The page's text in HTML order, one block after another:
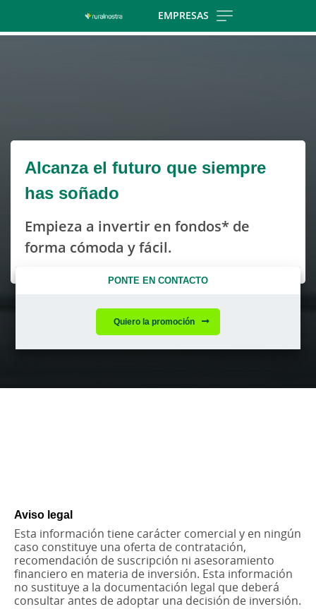
Skip
EMPRESAS
Alcanza el futuro que siempre
has soñado
Empieza a invertir en fondos* de
forma cómoda y fácil.
PONTE EN CONTACTO
Quiero la promoción
espere...
Aviso legal
Esta información tiene carácter comercial y en ningún
caso constituye una oferta de contratación,
recomendación de suscripción ni asesoramiento
financiero en materia de inversión. Esta información
no sustituye a la documentación legal que deberá
consultar antes de adoptar una decisión de inversión.